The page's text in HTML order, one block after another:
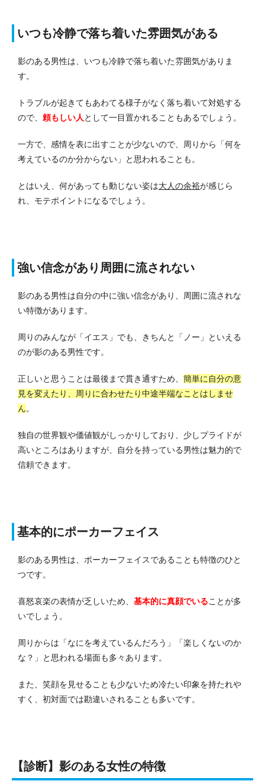
いつも冷静で落ち着いた雰囲気がある
影のある男性は、いつも冷静で落ち着いた雰囲気がありま
す。
トラブルが起きてもあわてる様子がなく落ち着いて対処する
ので、 頼もしい人 として一目置かれることもあるでしょう。
一方で、感情を表に出すことが少ないので、周りから「何を
考えているのか分からない」と思われることも。
とはいえ、何があっても動じない姿は大人の余裕が感じら
れ、モテポイントになるでしょう。
強い信念があり周囲に流されない
影のある男性は自分の中に強い信念があり、周囲に流されな
い特徴があります。
周りのみんなが「イエス」でも、きちんと「ノー」といえる
のが影のある男性です。
正しいと思うことは最後まで貫き通すため、 簡単に自分の意
見を変えたり、周りに合わせたり中途半端なことはしませ
ん。
独自の世界観や価値観がしっかりしており、少しプライドが
高いところはありますが、自分を持っている男性は魅力的で
信頼できます。
基本的にポーカーフェイス
影のある男性は、ポーカーフェイスであることも特徴のひと
つです。
喜怒哀楽の表情が乏しいため、 基本的に真顔でいることが多
いでしょう。
周りからは「なにを考えているんだろう」「楽しくないのか
な？」と思われる場面も多々あります。
また、笑顔を見せることも少ないため冷たい印象を持たれや
すく、初対面では勘違いされることも多いです。
【診断】影のある女性の特徴